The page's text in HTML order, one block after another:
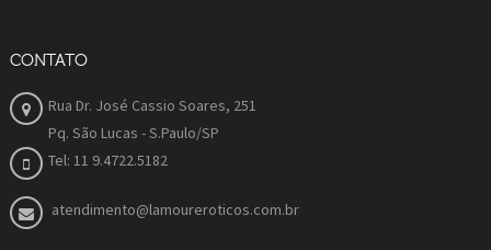
CONTATO
Rua Dr. José Cassio Soares, 251
Pq. São Lucas - S.Paulo/SP
Tel: 11 9.4722.5182
atendimento@lamoureroticos.com.br